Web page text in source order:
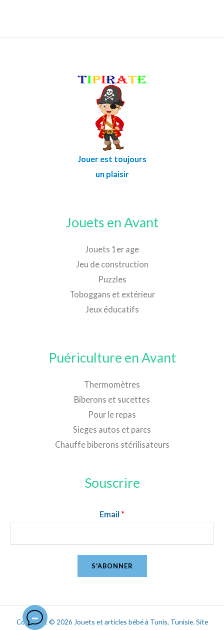
Jouer est toujours
un plaisir
Jouets en Avant
Jouets 1er age
Jeu de construction
Puzzles
Toboggans et extérieur
Jeux éducatifs
Puériculture en Avant
Thermomètres
Biberons et sucettes
Pour le repas
Sieges autos et parcs
Chauffe biberons stérilisateurs
Souscrire
Email *
S'ABONNER
Copyright © 2026 Jouets et articles bébé à Tunis, Tunisie. Site